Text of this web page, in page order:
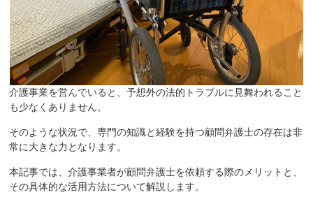
介護事業を営んでいると、予想外の法的トラブルに見舞われること
も少なくありません。
そのような状況で、専門の知識と経験を持つ顧問弁護士の存在は非
常に大きな力となります。
本記事では、介護事業者が顧問弁護士を依頼する際のメリットと、
その具体的な活用方法について解説します。